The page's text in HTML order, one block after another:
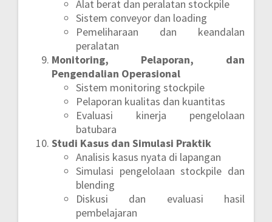
Alat berat dan peralatan stockpile
Sistem conveyor dan loading
Pemeliharaan dan keandalan
peralatan
Monitoring, Pelaporan, dan
Pengendalian Operasional
Sistem monitoring stockpile
Pelaporan kualitas dan kuantitas
Evaluasi kinerja pengelolaan
batubara
Studi Kasus dan Simulasi Praktik
Analisis kasus nyata di lapangan
Simulasi pengelolaan stockpile dan
blending
Diskusi dan evaluasi hasil
pembelajaran